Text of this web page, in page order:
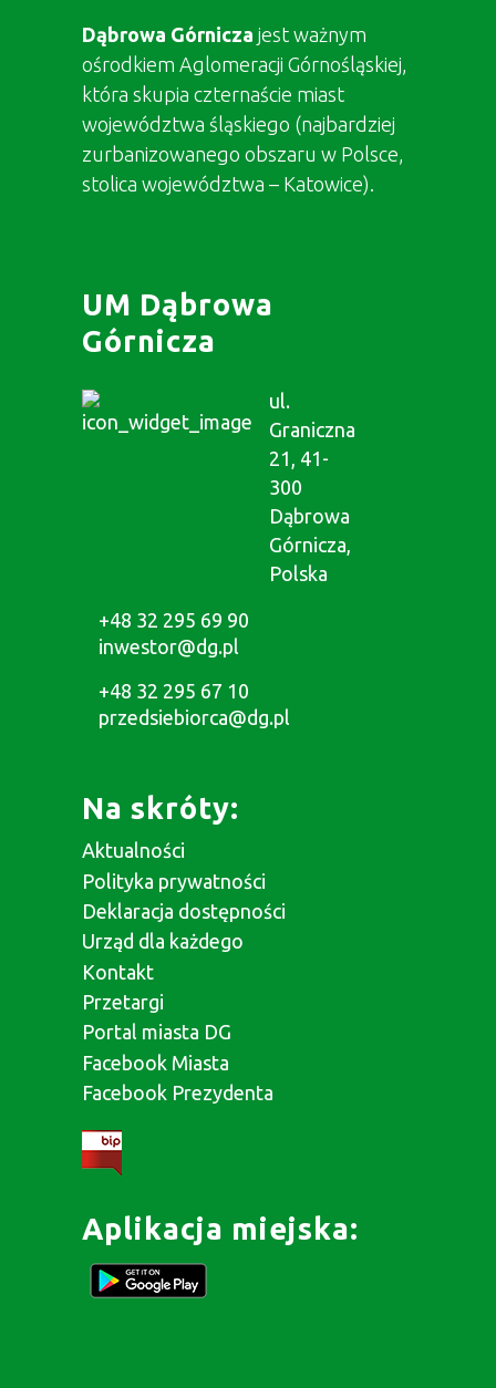
Dąbrowa Górnicza jest ważnym
ośrodkiem Aglomeracji Górnośląskiej,
która skupia czternaście miast
województwa śląskiego (najbardziej
zurbanizowanego obszaru w Polsce,
stolica województwa – Katowice).
UM Dąbrowa
Górnicza
ul.
Graniczna
21, 41-
300
Dąbrowa
Górnicza,
Polska
+48 32 295 69 90
inwestor@dg.pl
+48 32 295 67 10
przedsiebiorca@dg.pl
Na skróty:
Aktualności
Polityka prywatności
Deklaracja dostępności
Urząd dla każdego
Kontakt
Przetargi
Portal miasta DG
Facebook Miasta
Facebook Prezydenta
Aplikacja miejska: